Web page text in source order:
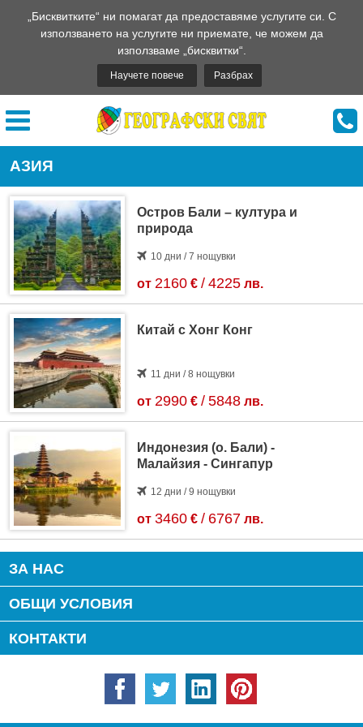
„Бисквитките“ ни помагат да предоставяме услугите си. С
използването на услугите ни приемате, че можем да
използваме „бисквитки“.
Научете повече Разбрах
АЗИЯ
Остров Бали – култура и
природа
10 дни / 7 нощувки
от 2160 € / 4225 лв.
Китай с Хонг Конг
11 дни / 8 нощувки
от 2990 € / 5848 лв.
Индонезия (о. Бали) -
Малайзия - Сингапур
12 дни / 9 нощувки
от 3460 € / 6767 лв.
ЗА НАС
ОБЩИ УСЛОВИЯ
КОНТАКТИ